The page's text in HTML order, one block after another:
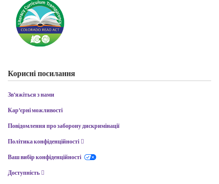
Корисні посилання
Зв'яжіться з нами
Кар'єрні можливості
Повідомлення про заборону дискримінації
Політика конфіденційності
Ваш вибір конфіденційності
Доступність